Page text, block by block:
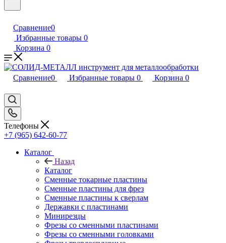
Сравнение0
Избранные товары 0
Корзина 0
Сравнение0 Избранные товары 0 Корзина 0
Телефоны
+7 (965) 642-60-77
Каталог
Назад
Каталог
Сменные токарные пластины
Сменные пластины для фрез
Сменные пластины к сверлам
Державки с пластинами
Минирезцы
Фрезы со сменными пластинами
Фрезы со сменными головками